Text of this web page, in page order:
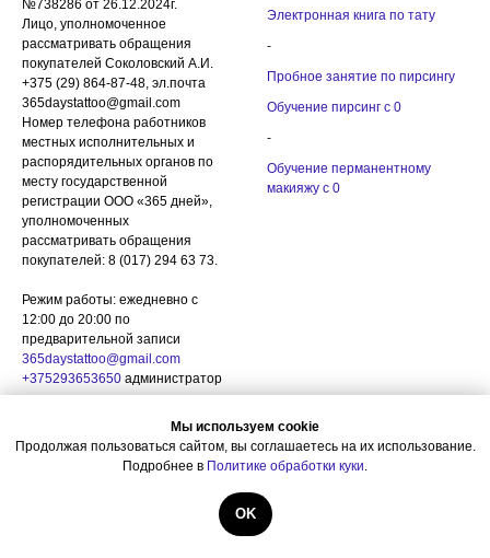
Мы используем cookie
Продолжая пользоваться сайтом, вы соглашаетесь на их использование.
Подробнее в Политике обработки куки.
OK
№738286 от 26.12.2024г.
Лицо, уполномоченное
рассматривать обращения
покупателей Соколовский А.И.
+375 (29) 864-87-48, эл.почта
365daystattoo@gmail.com
Номер телефона работников
местных исполнительных и
распорядительных органов по
месту государственной
регистрации ООО «365 дней»,
уполномоченных
рассматривать обращения
покупателей: 8 (017) 294 63 73.
Режим работы: ежедневно с
12:00 до 20:00 по
предварительной записи
365daystattoo@gmail.com
+375293653650 администратор
Электронная книга по тату
-
Пробное занятие по пирсингу
Обучение пирсинг с 0
-
Обучение перманентному
макияжу с 0
Подарочные сертификаты
Расходные материалы для тату
Важное
Политика обработки куки
персональных данных